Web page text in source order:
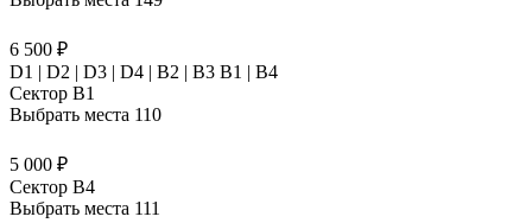
6 500 ₽
D1 | D2 | D3 | D4 | B2 | B3 B1 | В4
Сектор B1
Выбрать места 110
5 000 ₽
Сектор B4
Выбрать места 111